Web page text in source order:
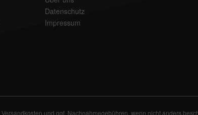
Datenschutz
Impressum
Versandkosten und ggf. Nachnahmegebühren, wenn nicht anders